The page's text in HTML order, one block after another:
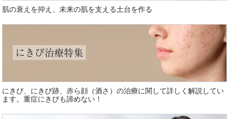
肌の衰えを抑え、未来の肌を支える土台を作る
にきび治療特集
にきび、にきび跡、赤ら顔（酒さ）の治療に関して詳しく解説してい
ます。重症にきびも諦めない！